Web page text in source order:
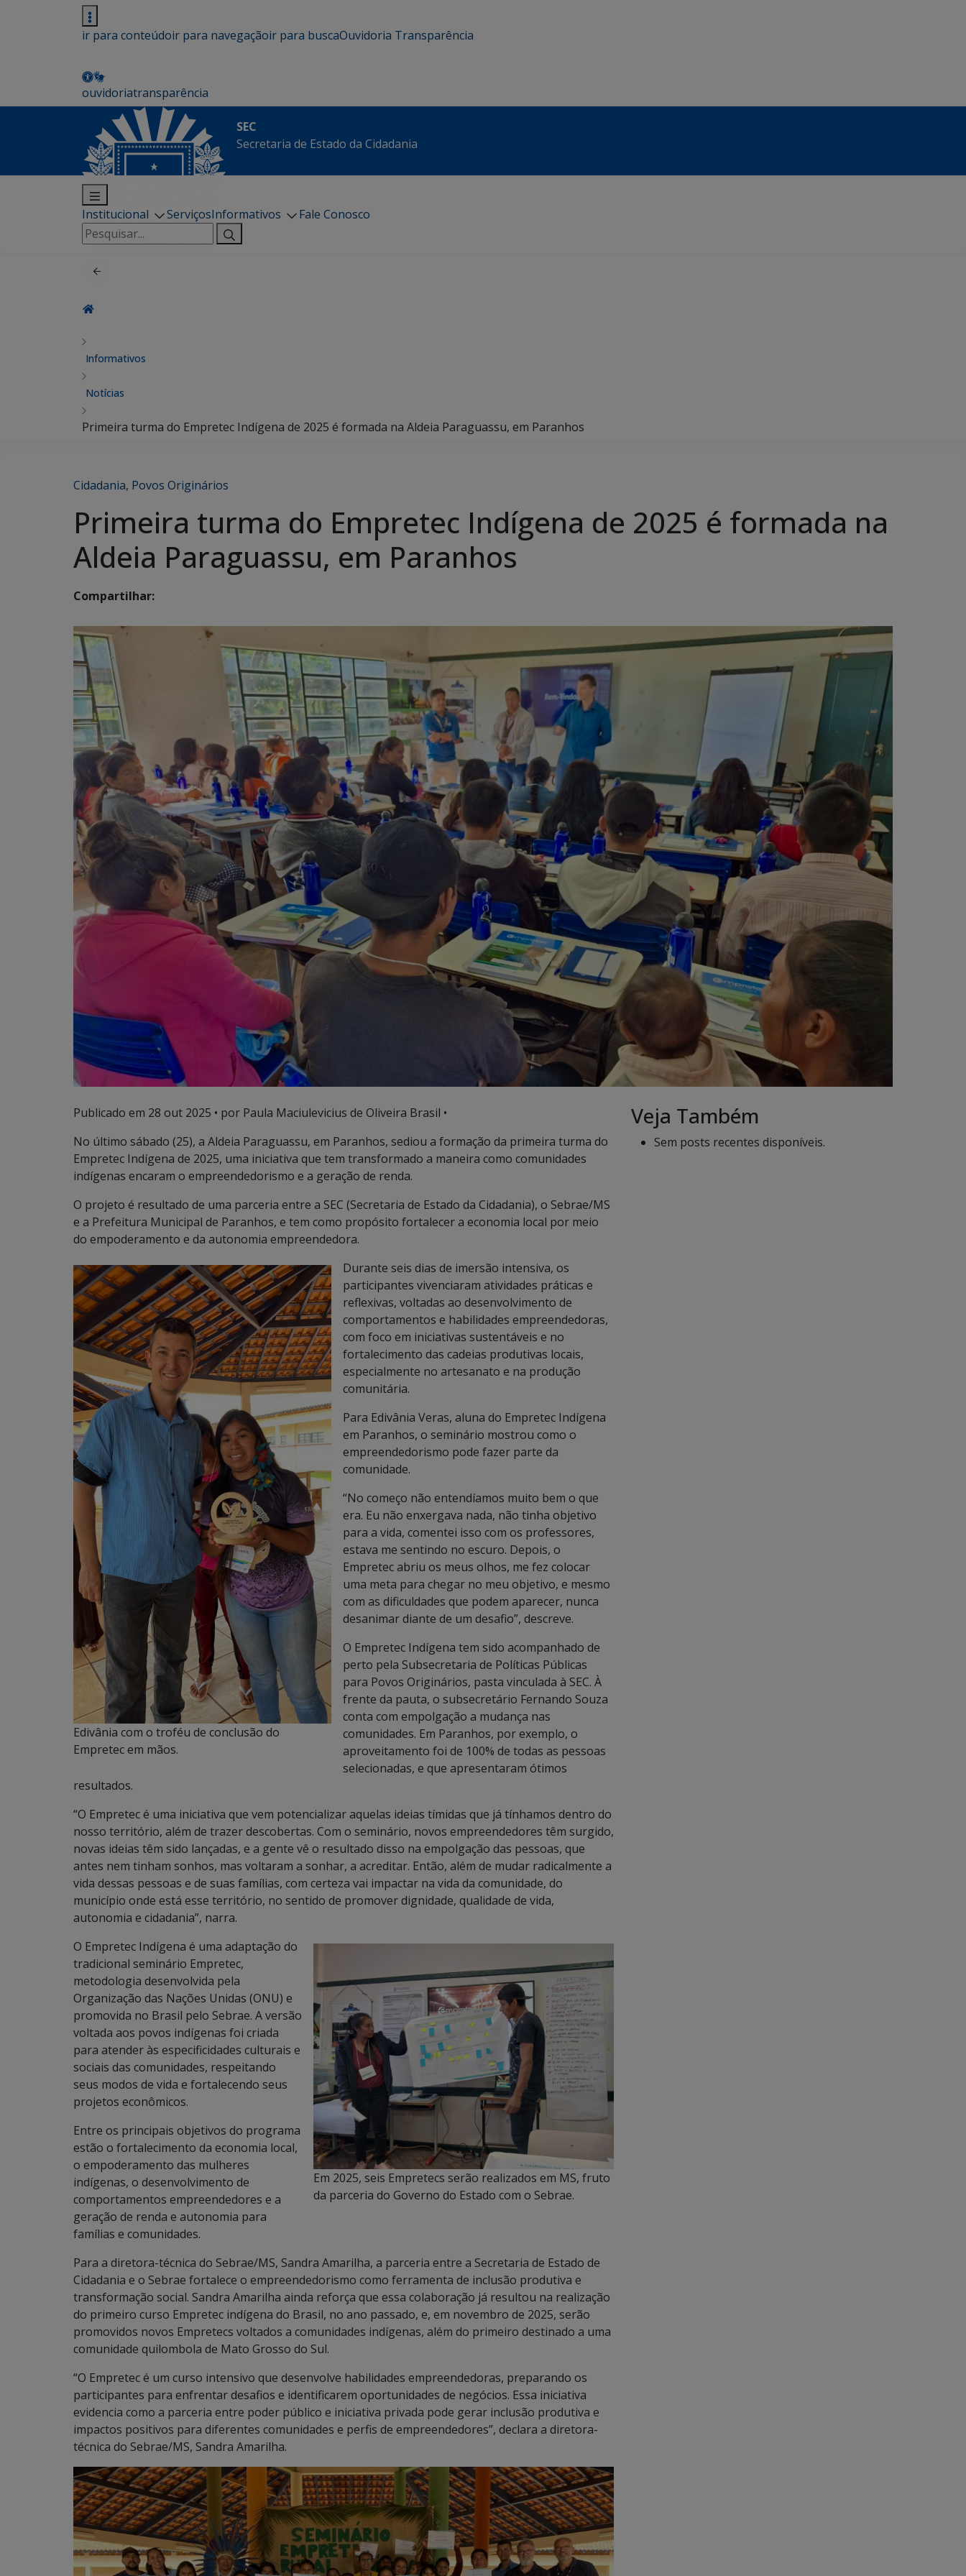
ir para conteúdoir para navegaçãoir para buscaOuvidoria Transparência
ouvidoriatransparência
SEC
Secretaria de Estado da Cidadania
Institucional ServiçosInformativos
Fale Conosco
Pesquisar
por:
Informativos
Notícias
Primeira turma do Empretec Indígena de 2025 é formada na Aldeia Paraguassu, em Paranhos
Cidadania, Povos Originários
Primeira turma do Empretec Indígena de 2025 é formada na
Aldeia Paraguassu, em Paranhos
Compartilhar:
Publicado em 28 out 2025 • por Paula Maciulevicius de Oliveira Brasil •
No último sábado (25), a Aldeia Paraguassu, em Paranhos, sediou a formação da primeira turma do
Empretec Indígena de 2025, uma iniciativa que tem transformado a maneira como comunidades
indígenas encaram o empreendedorismo e a geração de renda.
O projeto é resultado de uma parceria entre a SEC (Secretaria de Estado da Cidadania), o Sebrae/MS
e a Prefeitura Municipal de Paranhos, e tem como propósito fortalecer a economia local por meio
do empoderamento e da autonomia empreendedora.
Edivânia com o troféu de conclusão do
Empretec em mãos.
Durante seis dias de imersão intensiva, os
participantes vivenciaram atividades práticas e
reflexivas, voltadas ao desenvolvimento de
comportamentos e habilidades empreendedoras,
com foco em iniciativas sustentáveis e no
fortalecimento das cadeias produtivas locais,
especialmente no artesanato e na produção
comunitária.
Para Edivânia Veras, aluna do Empretec Indígena
em Paranhos, o seminário mostrou como o
empreendedorismo pode fazer parte da
comunidade.
“No começo não entendíamos muito bem o que
era. Eu não enxergava nada, não tinha objetivo
para a vida, comentei isso com os professores,
estava me sentindo no escuro. Depois, o
Empretec abriu os meus olhos, me fez colocar
uma meta para chegar no meu objetivo, e mesmo
com as dificuldades que podem aparecer, nunca
desanimar diante de um desafio”, descreve.
O Empretec Indígena tem sido acompanhado de
perto pela Subsecretaria de Políticas Públicas
para Povos Originários, pasta vinculada à SEC. À
frente da pauta, o subsecretário Fernando Souza
conta com empolgação a mudança nas
comunidades. Em Paranhos, por exemplo, o
aproveitamento foi de 100% de todas as pessoas
selecionadas, e que apresentaram ótimos
resultados.
“O Empretec é uma iniciativa que vem potencializar aquelas ideias tímidas que já tínhamos dentro do
nosso território, além de trazer descobertas. Com o seminário, novos empreendedores têm surgido,
novas ideias têm sido lançadas, e a gente vê o resultado disso na empolgação das pessoas, que
antes nem tinham sonhos, mas voltaram a sonhar, a acreditar. Então, além de mudar radicalmente a
vida dessas pessoas e de suas famílias, com certeza vai impactar na vida da comunidade, do
município onde está esse território, no sentido de promover dignidade, qualidade de vida,
autonomia e cidadania”, narra.
Em 2025, seis Empretecs serão realizados em MS, fruto
da parceria do Governo do Estado com o Sebrae.
O Empretec Indígena é uma adaptação do
tradicional seminário Empretec,
metodologia desenvolvida pela
Organização das Nações Unidas (ONU) e
promovida no Brasil pelo Sebrae. A versão
voltada aos povos indígenas foi criada
para atender às especificidades culturais e
sociais das comunidades, respeitando
seus modos de vida e fortalecendo seus
projetos econômicos.
Entre os principais objetivos do programa
estão o fortalecimento da economia local,
o empoderamento das mulheres
indígenas, o desenvolvimento de
comportamentos empreendedores e a
geração de renda e autonomia para
famílias e comunidades.
Para a diretora-técnica do Sebrae/MS, Sandra Amarilha, a parceria entre a Secretaria de Estado de
Cidadania e o Sebrae fortalece o empreendedorismo como ferramenta de inclusão produtiva e
transformação social. Sandra Amarilha ainda reforça que essa colaboração já resultou na realização
do primeiro curso Empretec indígena do Brasil, no ano passado, e, em novembro de 2025, serão
promovidos novos Empretecs voltados a comunidades indígenas, além do primeiro destinado a uma
comunidade quilombola de Mato Grosso do Sul.
“O Empretec é um curso intensivo que desenvolve habilidades empreendedoras, preparando os
participantes para enfrentar desafios e identificarem oportunidades de negócios. Essa iniciativa
evidencia como a parceria entre poder público e iniciativa privada pode gerar inclusão produtiva e
impactos positivos para diferentes comunidades e perfis de empreendedores”, declara a diretora-
técnica do Sebrae/MS, Sandra Amarilha.
Veja Também
Sem posts recentes disponíveis.